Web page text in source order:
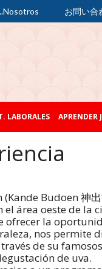
お問い合
LABORALES APRENDER
Budoen 神
el área oeste de la
ofrecer la
nos permite
de su
de uva.